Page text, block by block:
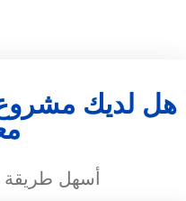
هل لديك
أسهل طريقة